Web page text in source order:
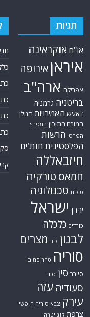
תגיות
או"ם אוקראינה
איראן אירופה
אפריקה ארה"ב
בריטניה גרמניה
דאעש האמירויות הגולן
המזרח התיכון המפרץ
הפרסי הרשות
הפלסטינית חות'ים
חיזבאללה
חמאס טורקיה
טילים טכנולוגיה
ירדן ישראל
כורדים כלכלה
לבנון לוב מצרים
סוריה סחר סמים
סייבר סין סיני
סעודיה עזה
עירק צבא סוריה חופשי
צרפת קונייטרה